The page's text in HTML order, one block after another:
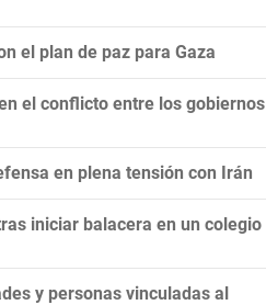
el plan de paz para Gaza
el conflicto entre los gobiernos
en plena tensión con Irán
iniciar balacera en un colegio
y personas vinculadas al